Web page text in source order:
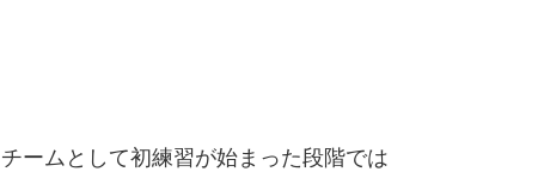
チームとして初練習が始まった段階では